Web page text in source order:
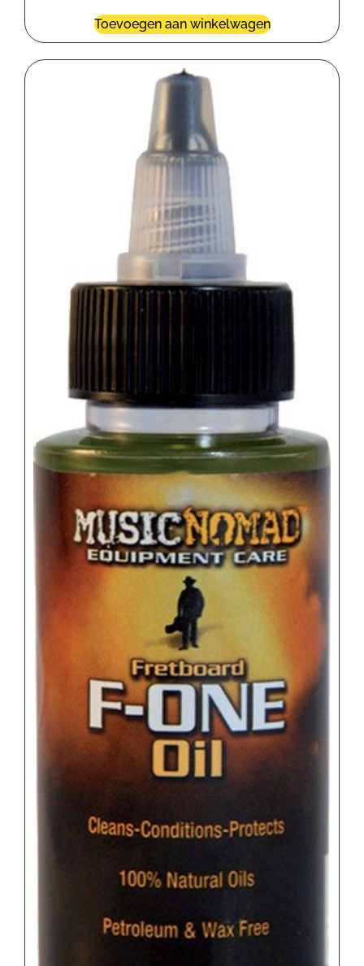
Toevoegen aan winkelwagen